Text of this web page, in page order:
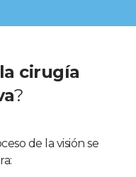
la cirugía
?
de la visión se